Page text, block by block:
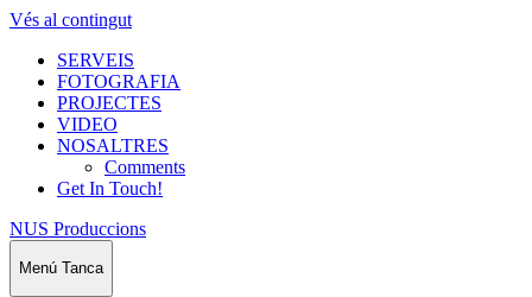
Vés al contingut
SERVEIS
FOTOGRAFIA
PROJECTES
VIDEO
NOSALTRES
Comments
Get In Touch!
NUS Produccions
Menú Tanca